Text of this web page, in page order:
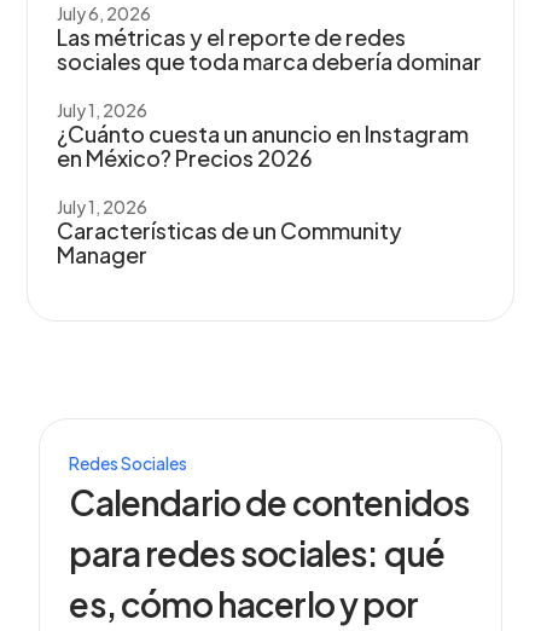
July 6, 2026
Las métricas y el reporte de redes
sociales que toda marca debería dominar
July 1, 2026
¿Cuánto cuesta un anuncio en Instagram
en México? Precios 2026
July 1, 2026
Características de un Community
Manager
Redes Sociales
Calendario de contenidos
para redes sociales: qué
es, cómo hacerlo y por